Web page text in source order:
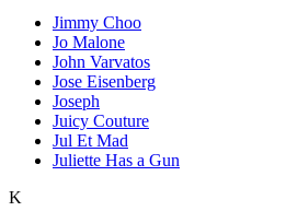
Jimmy Choo
Jo Malone
John Varvatos
Jose Eisenberg
Joseph
Juicy Couture
Jul Et Mad
Juliette Has a Gun
K